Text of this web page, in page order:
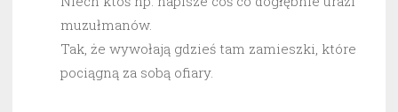
muzułmanów.
Tak, że wywołają gdzieś tam zamieszki, które
pociągną za sobą ofiary.